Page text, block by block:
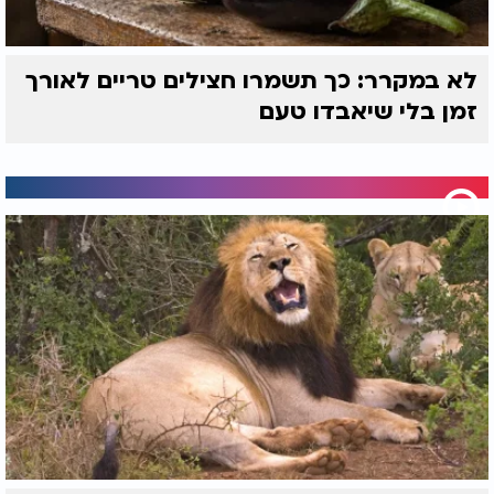
לא במקרר: כך תשמרו חצילים טריים לאורך
זמן בלי שיאבדו טעם